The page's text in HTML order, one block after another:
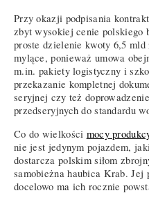
Przy okazji podpisania
zbyt wysokiej cenie polskiego
proste dzielenie kwoty 6,5 mld
mylące, ponieważ umowa
m.in. pakiety logistyczny i
przekazanie kompletnej
seryjnej czy też
przedseryjnych do standardu
Co do wielkości mocy
nie jest jedynym pojazdem,
dostarcza polskim siłom
samobieżna haubica Krab. Jej
docelowo ma ich rocznie